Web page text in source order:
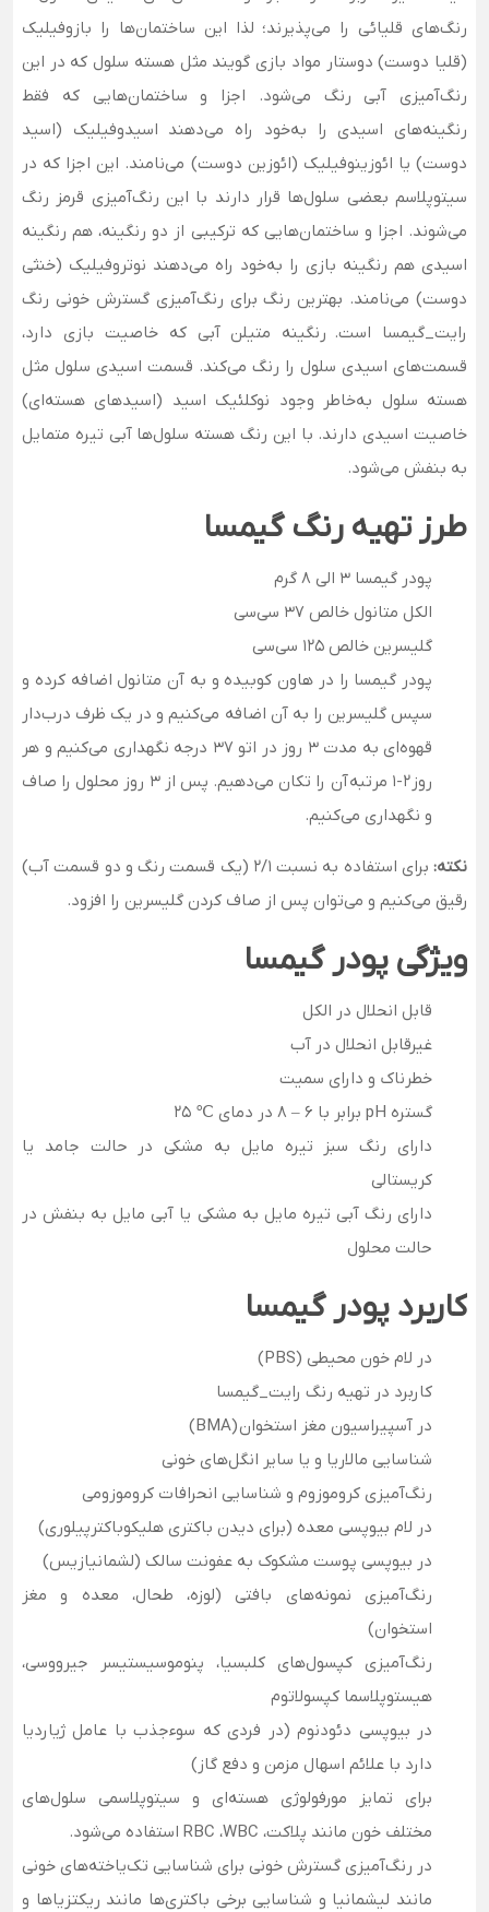
رنگ‌های قلیائی را می‌پذیرند؛ لذا این ساختمان‌ها را بازوفیلیک
(قلیا دوست) دوستار مواد بازی گویند مثل هسته سلول که در این
رنگ‌آمیزی آبی رنگ می‌شود. اجزا و ساختمان‌هایی که فقط
رنگینه‌های اسیدی را به‌خود راه می‌دهند اسیدوفیلیک (اسید
دوست) یا ائوزینوفیلیک (ائوزین دوست) می‌نامند. این اجزا که در
سیتوپلاسم بعضی سلول‌ها قرار دارند با این رنگ‌آمیزی قرمز رنگ
می‌شوند. اجزا و ساختمان‌هایی که ترکیبی از دو رنگینه، هم رنگینه
اسیدی هم رنگینه بازی را به‌خود راه می‌دهند نوتروفیلیک (خنثی
دوست) می‌نامند. بهترین رنگ برای رنگ‌آمیزی گسترش خونی رنگ
رایت_گیمسا است. رنگینه متیلن آبی که خاصیت بازی دارد،
‌قسمت‌های اسیدی سلول را رنگ می‌کند. قسمت اسیدی سلول مثل
هسته سلول به‌خاطر وجود نوکلئیک اسید (اسیدهای هسته‌ای)
خاصیت اسیدی دارند. با این رنگ هسته سلول‌ها آبی تیره متمایل
به بنفش می‌شود.
طرز تهیه رنگ گیمسا
پودر گیمسا 3 الی 8 گرم
الکل متانول خالص 37 سی‌سی
گلیسرین خالص 125 سی‌سی
پودر گیمسا را در هاون کوبیده و به آن متانول اضافه کرده و
سپس گلیسرین را به آن اضافه می‌کنیم و در یک ظرف درب‌دار
قهوه‌ای به مدت 3 روز در اتو 37 درجه نگهداری می‌کنیم و هر
روز 2-1 مرتبه آن را تکان می‌دهیم. پس از 3 روز محلول را صاف
و نگهداری می‌کنیم.
نکته:
برای استفاده به نسبت 2/1 (یک قسمت رنگ و دو قسمت آب)
رقیق می‌کنیم و می‌توان پس از صاف کردن گلیسرین را افزود.
ویژگی پودر گیمسا
قابل انحلال در الکل
غیرقابل انحلال در آب
خطرناک و دارای سمیت
گستره pH برابر با 6 – 8 در دمای ℃ 25
دارای رنگ سبز تیره مایل به مشکی در حالت جامد یا
کریستالی
دارای رنگ آبی تیره مایل به مشکی یا آبی مایل به بنفش در
حالت محلول
کاربرد پودر گیمسا
در لام خون محیطی (PBS)
کاربرد در تهیه رنگ رایت_گیمسا
در آسپیراسیون مغز استخوان (BMA)
شناسایی مالاریا و یا سایر انگل‌های خونی
رنگ‌آمیزی کروموزوم و شناسایی انحرافات کروموزومی
در لام بیوپسی معده (برای دیدن باکتری هلیکوباکترپیلوری)
در بیوپسی پوست مشکوک به عفونت سالک (لشمانیازیس)
رنگ‌آمیزی نمونه‌های بافتی (لوزه، طحال، معده و مغز
استخوان)
رنگ‌آمیزی کپسول‌های کلبسیا، پنوموسیستیسر جیرووسی،
هیستوپلاسما کپسولاتوم
در بیوپسی دئودنوم (در فردی که سوءجذب با عامل ژیاردیا
دارد با علائم اسهال مزمن و دفع گاز)
برای تمایز مورفولوژی هسته‌ای و سیتوپلاسمی سلول‌های
مختلف خون مانند پلاکت، RBC ،WBC استفاده می‌شود.
در رنگ‌آمیزی گسترش خونی برای شناسایی تک‌یاخته‌های خونی
مانند لیشمانیا و شناسایی برخی باکتری‌ها مانند ریکتزیاها و